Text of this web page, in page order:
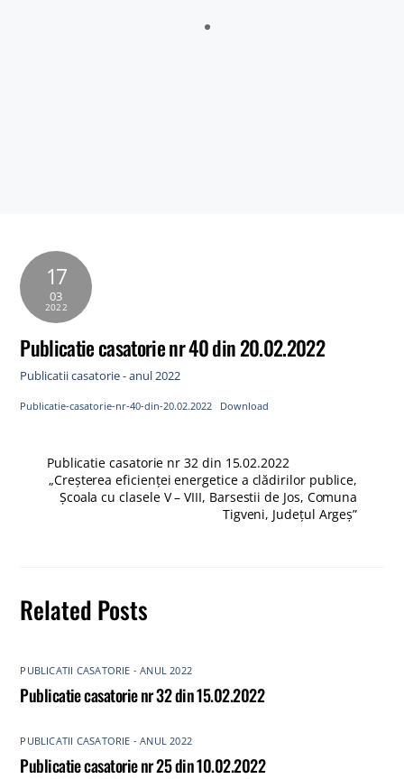
din Judetul Vâlcea , proprietarii sau detinățorii acestora, precum
17
03
2022
Publicatie casatorie nr 40 din 20.02.2022
Publicatii casatorie - anul 2022
Publicatie-casatorie-nr-40-din-20.02.2022 Download
Publicatie casatorie nr 32 din 15.02.2022
„Creșterea eficienței energetice a clădirilor publice,
Școala cu clasele V – VIII, Barsestii de Jos, Comuna
Tigveni, Județul Argeș”
Related Posts
PUBLICATII CASATORIE - ANUL 2022
Publicatie casatorie nr 32 din 15.02.2022
PUBLICATII CASATORIE - ANUL 2022
Publicatie casatorie nr 25 din 10.02.2022